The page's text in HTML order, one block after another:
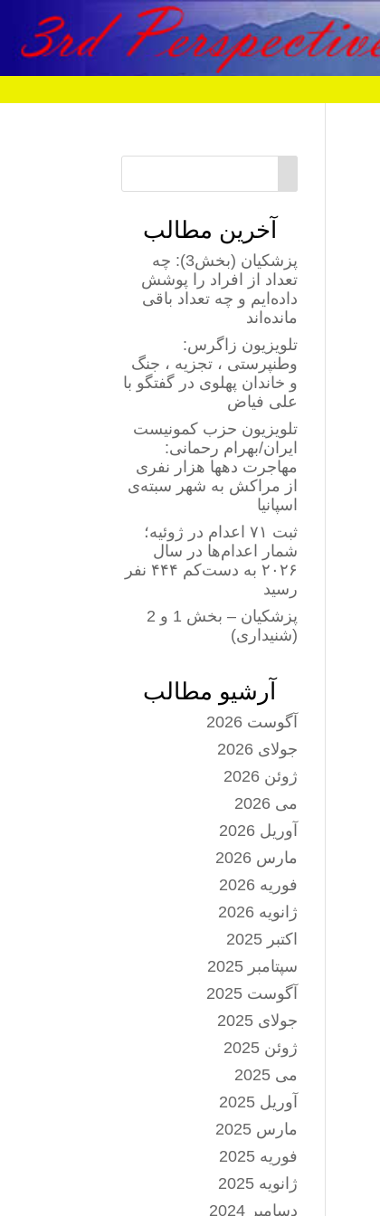
آخرین مطالب
پزشکیان (بخش3): چه
تعداد از افراد را پوشش
داده‌ایم و چه تعداد باقی
مانده‌اند
تلویزیون زاگرس:
وطنپرستی ، تجزیه ، جنگ
و خاندان پهلوی در گفتگو با
علی فیاض
تلویزیون حزب کمونیست
ایران/بهرام رحمانی:
مهاجرت دهها هزار نفری
از مراکش به شهر سبته‌ی
اسپانیا
ثبت ۷۱ اعدام در ژوئیه؛
شمار اعدام‌ها در سال
۲۰۲۶ به دست‌کم ۴۴۴ نفر
رسید
پزشکیان – بخش 1 و 2
(شنیداری)
آرشیو مطالب
آگوست 2026
جولای 2026
ژوئن 2026
می 2026
آوریل 2026
مارس 2026
فوریه 2026
ژانویه 2026
اکتبر 2025
سپتامبر 2025
آگوست 2025
جولای 2025
ژوئن 2025
می 2025
آوریل 2025
مارس 2025
فوریه 2025
ژانویه 2025
دسامبر 2024